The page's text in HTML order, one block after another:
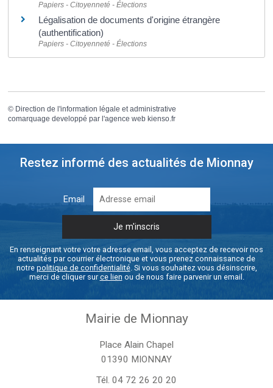
Papiers - Citoyenneté - Élections
Légalisation de documents d'origine étrangère
(authentification)
Papiers - Citoyenneté - Élections
© Direction de l'information légale et administrative
comarquage developpé par l'agence web kienso.fr
Restez informé des actualités de Mionnay
Email
En renseignant votre votre adresse email, vous acceptez de recevoir nos
actualités par courrier électronique et vous prenez connaissance de
notre politique de confidentialité. Si vous souhaitez vous désinscrire,
merci de cliquer surce lien ou de nous faire parvenir un email.
Mairie de Mionnay
Place Alain Chapel
01390 MIONNAY
Tél. 04 72 26 20 20